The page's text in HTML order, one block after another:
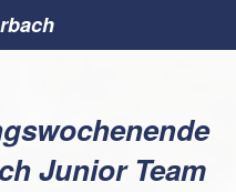
Junior Team